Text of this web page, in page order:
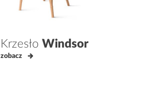
Krzesło Windsor
zobacz